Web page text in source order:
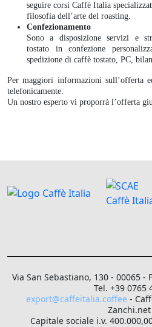
seguire corsi Caffè Italia
filosofia dell’arte del roasting.
Confezionamento
Sono a disposizione servizi e
tostato in confezione
spedizione di caffè tostato, PC,
Per maggiori informazioni sull’offerta
telefonicamente.
Un nostro esperto vi proporrà l’offerta
Via San Sebastiano, 130 - 00065 -
Tel. +39 0765
export@caffeitalia.coffee -
Capitale sociale i.v.